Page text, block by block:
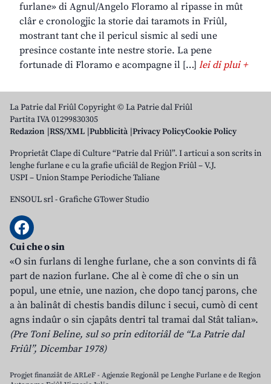
furlane» di Agnul/Angelo Floramo al ripasse in mût
clâr e cronologjic la storie dai taramots in Friûl,
mostrant tant che il pericul sismic al sedi une
presince costante inte nestre storie. La pene
fortunade di Floramo e acompagne il […] lei di plui +
La Patrie dal Friûl Copyright © La Patrie dal Friûl
Partita IVA 01299830305
Redazion RSS/XML Pubblicità Privacy PolicyCookie Policy
Proprietât Clape di Culture “Patrie dal Friûl”. I articui a son scrits in
lenghe furlane e cu la grafie uficiâl de Regjon Friûl – V.J.
USPI – Union Stampe Periodiche Taliane
ENSOUL srl-Grafiche GTower Studio
Cui che o sin
«O sin furlans di lenghe furlane, che a son convints di fâ
part de nazion furlane. Che al è come dî che o sin un
popul, une etnie, une nazion, che dopo tancj parons, che
a àn balinât di chestis bandis dilunc i secui, cumò di cent
agns indaûr o sin cjapâts dentri tal tramai dal Stât talian».
(Pre Toni Beline, sul so prin editoriâl de “La Patrie dal
Friûl”, Dicembar 1978)
Progjet finanziât de ARLeF - Agjenzie Regjonâl pe Lenghe Furlane e de Regjon